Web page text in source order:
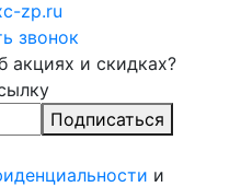
zp.ru
звонок
акциях и скидках?
Подписаться
и